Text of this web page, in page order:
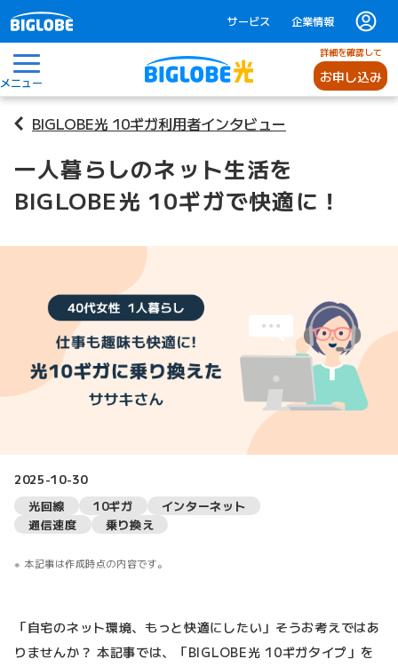
サービス 企業情報
メニュー
詳細を確認して
お申し込み
BIGLOBE光 10ギガ利用者インタビュー
一人暮らしのネット生活を
BIGLOBE光 10ギガで快適に！
2025-10-30
光回線
10ギガ
インターネット
通信速度
乗り換え
本記事は作成時点の内容です。
「自宅のネット環境、もっと快適にしたい」そうお考えではあ
りませんか？ 本記事では、「BIGLOBE光 10ギガタイプ」を